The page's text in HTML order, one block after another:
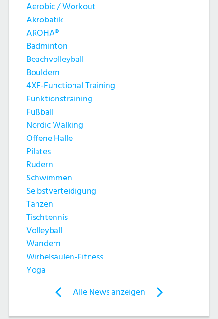
Aerobic / Workout
Akrobatik
AROHA®
Badminton
Beachvolleyball
Bouldern
4XF-Functional Training
Funktionstraining
Fußball
Nordic Walking
Offene Halle
Pilates
Rudern
Schwimmen
Selbstverteidigung
Tanzen
Tischtennis
Volleyball
Wandern
Wirbelsäulen-Fitness
Yoga
News:
Alle News anzeigen
News: